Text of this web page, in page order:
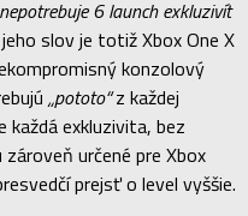
6 launch exkluzivít
slov je totiž Xbox One X
konzolový
„pototo“z každej
každá exkluzivita, bez
určené pre Xbox
prejsť o level vyššie.